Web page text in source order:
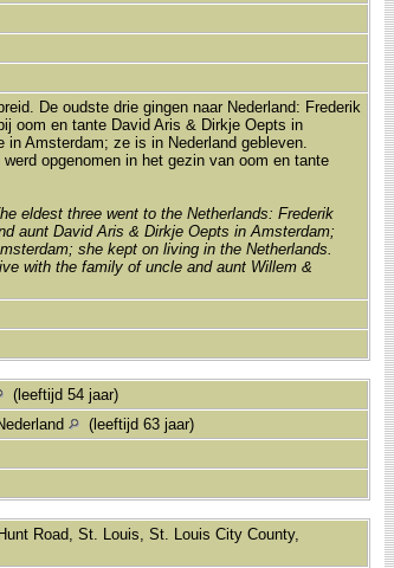
De oudste drie gingen naar Nederland: Frederik
oom en tante David Aris & Dirkje Oepts in
Amsterdam; ze is in Nederland gebleven.
opgenomen in het gezin van oom en tante
eldest three went to the Netherlands: Frederik
aunt David Aris & Dirkje Oepts in Amsterdam;
she kept on living in the Netherlands.
with the family of uncle and aunt Willem &
(leeftijd 54 jaar)
(leeftijd 63 jaar)
Road, St. Louis, St. Louis City County,